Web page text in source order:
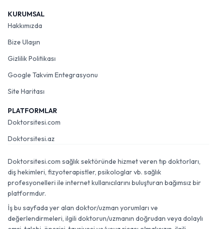
KURUMSAL
Hakkımızda
Bize Ulaşın
Gizlilik Politikası
Google Takvim Entegrasyonu
Site Haritası
PLATFORMLAR
Doktorsitesi.com
Doktorsitesi.az
Doktorsitesi.com sağlık sektöründe hizmet veren tıp doktorları,
diş hekimleri, fizyoterapistler, psikologlar vb. sağlık
profesyonelleri ile internet kullanıcılarını buluşturan bağımsız bir
platformdur.
İş bu sayfada yer alan doktor/uzman yorumları ve
değerlendirmeleri, ilgili doktorun/uzmanın doğrudan veya dolaylı